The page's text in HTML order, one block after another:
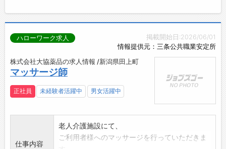
掲載開始日:2026/06/01
情報提供元：三条公共職業安定所
ハローワーク求人
株式会社大協薬品の求人情報 /新潟県田上町
マッサージ師
正社員 未経験者活躍中 男女活躍中
仕事内容
老人介護施設にて、
ご利用者様へのマッサージを行っていただきま